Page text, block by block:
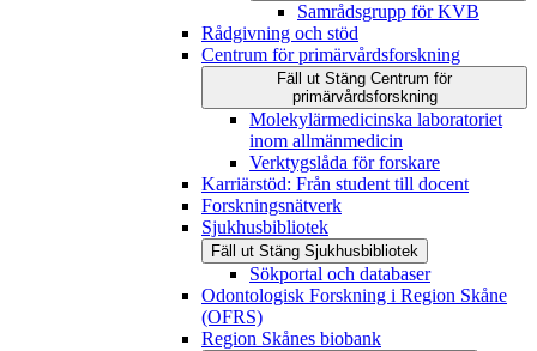
Samrådsgrupp för KVB
Rådgivning och stöd
Centrum för primärvårdsforskning
Fäll ut Stäng Centrum för
primärvårdsforskning
Molekylärmedicinska laboratoriet
inom allmänmedicin
Verktygslåda för forskare
Karriärstöd: Från student till docent
Forskningsnätverk
Sjukhusbibliotek
Fäll ut Stäng Sjukhusbibliotek
Sökportal och databaser
Odontologisk Forskning i Region Skåne
(OFRS)
Region Skånes biobank